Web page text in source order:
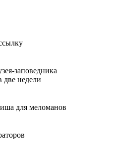
заповедника
две недели
для меломанов